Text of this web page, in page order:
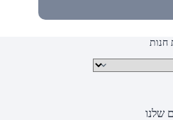
חנות
קטגוריות מוצרים
שלנו